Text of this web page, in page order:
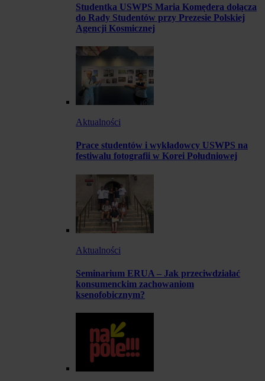
Studentka USWPS Maria Komędera dołącza
do Rady Studentów przy Prezesie Polskiej
Agencji Kosmicznej
Aktualności
Prace studentów i wykładowcy USWPS na
festiwalu fotografii w Korei Południowej
Aktualności
Seminarium ERUA – Jak przeciwdziałać
konsumenckim zachowaniom
ksenofobicznym?